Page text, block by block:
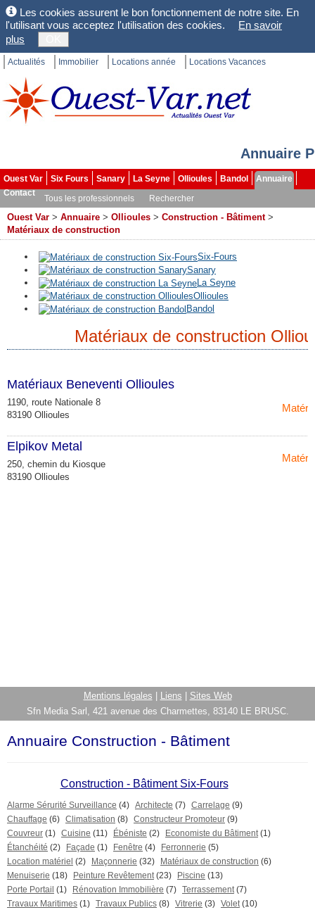
Les cookies assurent le bon fonctionnement de notre site. En
l'utilisant vous acceptez l'utilisation des cookies.
En savoir
plus
Actualités Immobilier Locations année Locations Vacances
Annuaire
Ouest Var Six Fours Sanary La Seyne Ollioules Bandol
Annuaire
Contact
Tous les professionnels Rechercher
Ouest Var > Annuaire > Ollioules > Construction - Bâtiment >
Matériaux de construction
Six-Fours
Sanary
La Seyne
Ollioules
Bandol
Matériaux de construction
Matériaux Beneventi Ollioules
1190, route Nationale 8
83190 Ollioules
Elpikov Metal
250, chemin du Kiosque
83190 Ollioules
Mentions légales Liens
Sites Web
Sfn Media Sarl, 421 avenue des Charmettes, 83140 LE BRUSC.
Annuaire Construction - Bâtiment
Construction - Bâtiment Six-Fours
Alarme Sérurité Surveillance (4) Architecte (7) Carrelage (9)
Chauffage (6) Climatisation (8) Constructeur Promoteur (9)
Couvreur (1) Cuisine (11) Ébéniste (2) Economiste du Bâtiment (1)
Étanchéité (2) Façade (1) Fenêtre (4) Ferronnerie (5)
Location matériel (2) Maçonnerie (32) Matériaux de construction (6)
Menuiserie (18) Peinture Revêtement (23) Piscine (13)
Porte Portail (1) Rénovation Immobilière (7) Terrassement (7)
Travaux Maritimes (1) Travaux Publics (8) Vitrerie (3) Volet (10)